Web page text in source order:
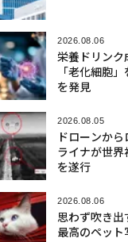
2026.08.06
栄養ドリン
「老化細胞
を発見
2026.08.05
ドローンか
ライナが世界
を遂行
2026.08.06
思わず吹き
最高のペッ